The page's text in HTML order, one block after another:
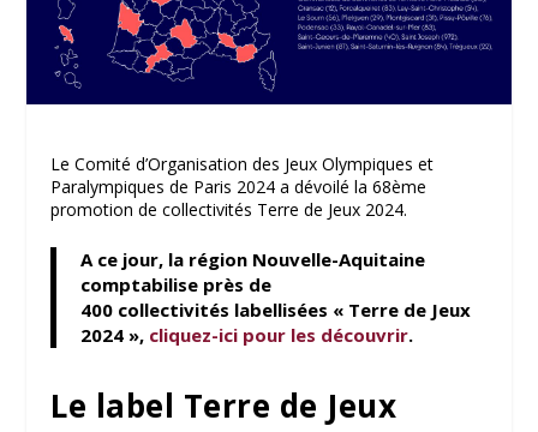
Le Comité d’Organisation des Jeux Olympiques et
Paralympiques de Paris 2024 a dévoilé la 68ème
promotion de collectivités Terre de Jeux 2024.
A ce jour, la région Nouvelle-Aquitaine
comptabilise près de
400 collectivités labellisées « Terre de Jeux
2024 », cliquez-ici pour les découvrir.
Le label Terre de Jeux